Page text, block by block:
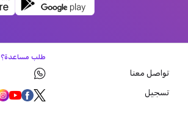
تواصل معنا
تسجيل
طلب مساعدة؟